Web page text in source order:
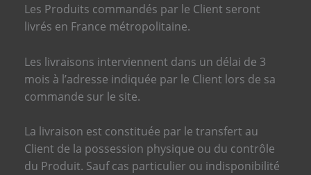
Les Produits commandés par le Client seront
livrés en France métropolitaine.
Les livraisons interviennent dans un délai de 3
mois à l’adresse indiquée par le Client lors de sa
commande sur le site.
La livraison est constituée par le transfert au
Client de la possession physique ou du contrôle
du Produit. Sauf cas particulier ou indisponibilité